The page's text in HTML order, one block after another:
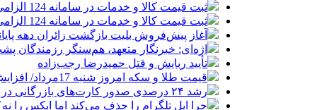
ثبت قیمت کالا و خدمات در سامانه 124 الزامی شد
ثبت قیمت کالا و خدمات در سامانه 124 الزامی شد
آغاز پیش‌فروش بلیت بازگشت زائران دهه
اژه‌ای: خبرنگار متعهد، هم‌سنگر رزمندگان
تأیید ربایش و قتل حمیدرضا رجب‌زاده
قیمت طلا و سکه امروز شنبه 17مرداد/ افزایش همه قیمت ها + جدول و جزئیات
رشد ۲۴ درصدی صدور کارت‌های بازرگانی در گرگان
چرا اپل تلگرام را حذف می‌کند اما ایکس را